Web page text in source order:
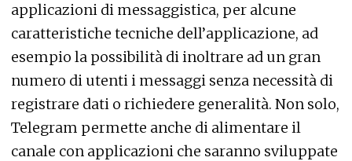
applicazioni di messaggistica, per alcune
caratteristiche tecniche dell’applicazione, ad
esempio la possibilità di inoltrare ad un gran
numero di utenti i messaggi senza necessità di
registrare dati o richiedere generalità. Non solo,
Telegram permette anche di alimentare il
canale con applicazioni che saranno sviluppate